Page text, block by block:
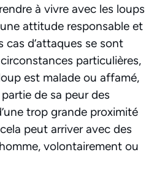
à vivre avec les loups
attitude responsable et
cas d’attaques se sont
particulières,
est malade ou affamé,
de sa peur des
trop grande proximité
peut arriver avec des
volontairement ou